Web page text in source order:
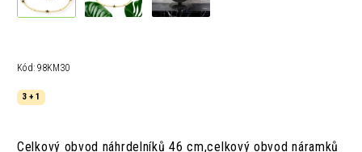
Kód: 98KM30
3 + 1
Celkový obvod náhrdelníků 46 cm,celkový obvod náramků